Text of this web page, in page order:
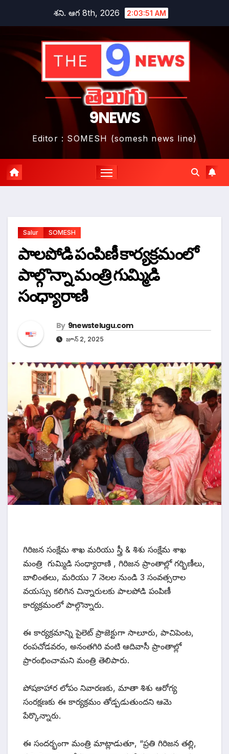
శని. ఆగ 8th, 2026 2:03:53 AM
9NEWS
Editor : SOMESH (somesh news line)
Salur SOMESH
పాలపోడి పంపిణీ కార్యక్రమంలో
పాల్గొన్నా మంత్రి గుమ్మిడి
సంధ్యారాణి
By 9newstelugu.com
జూన్ 2, 2025
గిరిజన సంక్షేమ శాఖ మరియు స్త్రీ & శిశు సంక్షేమ శాఖ
మంత్రి గుమ్మిడి సంధ్యారాణి , గిరిజన ప్రాంతాల్లో గర్భిణీలు,
బాలింతలు, మరియు 7 నెలల నుండి 3 సంవత్సరాల
వయస్సు కలిగిన చిన్నారులకు పాలపోడి పంపిణీ
కార్యక్రమంలో పాల్గొన్నారు.
ఈ కార్యక్రమాన్ని పైలెట్ ప్రాజెక్టుగా సాలూరు, పాచిపెంట,
రంపచోడవరం, అనంతగిరి వంటి ఆదివాసీ ప్రాంతాల్లో
ప్రారంభించామని మంత్రి తెలిపారు.
పోషకాహార లోపం నివారణకు, మాతా శిశు ఆరోగ్య
సంరక్షణకు ఈ కార్యక్రమం తోడ్పడుతుందని ఆమె
పేర్కొన్నారు.
ఈ సందర్భంగా మంత్రి మాట్లాడుతూ, “ప్రతి గిరిజన తల్లి,